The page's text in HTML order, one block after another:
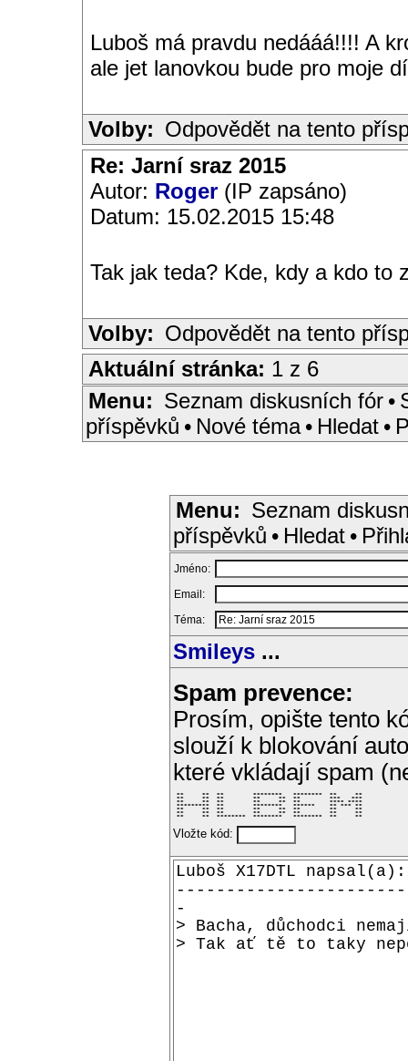
Luboš má pravdu nedááá!!!! A
ale jet lanovkou bude pro moje
Volby: Odpovědět na tento
Re: Jarní sraz 2015
Autor: Roger (IP zapsáno)
Datum: 15.02.2015 15:48
Tak jak teda? Kde, kdy a kdo to
Volby: Odpovědět na tento
Aktuální stránka: 1 z 6
Menu: Seznam diskusních fór •
příspěvků • Nové téma • Hledat •
Menu: Seznam
příspěvků • Hledat •
Jméno:
Email:
Téma:
Smileys ...
Spam prevence:
Prosím, opište tento
slouží k blokování
které vkládají spam
**     **  **        ********   ********  **     **
**     **  **        **     **  **        ***   ***
**     **  **        **     **  **        **** ****
*********  **        ********   ******    ** *** **
**     **  **        **     **  **        **     **
**     **  **        **     **  **        **     **
**     **  ********  ********   ********  **     **
Vložte kód: